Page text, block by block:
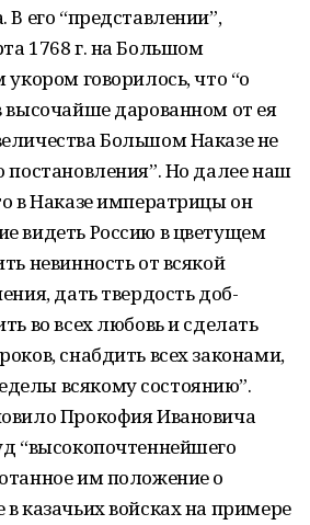
В его “представлении”,
1768 г. на Большом
говорилось, что “о
высочайше дарованном от ея
Большом Наказе не
постановления”. Но далее наш
в Наказе императрицы он
видеть Россию в цветущем
невинность от всякой
дать твердость доб­
во всех любовь и сделать
снабдить всех законами,
всякому состоянию”.
Прокофия Ивановича
“высокопочтеннейшего
им положение о
в казачьих войсках на примере